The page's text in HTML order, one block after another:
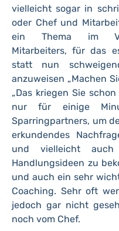
vielleicht sogar in
oder Chef und
ein Thema im
Mitarbeiters, für das
statt nun
anzuweisen „Machen
„Das kriegen Sie
nur für einige
Sparringpartners, um
erkundendes
und vielleicht
Handlungsideen zu
und auch ein sehr
Coaching. Sehr oft
jedoch gar nicht
noch vom Chef.